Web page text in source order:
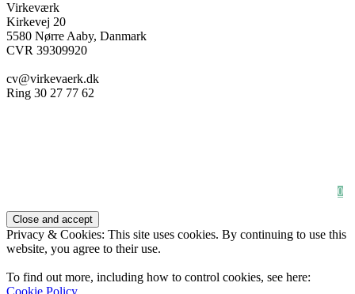
Virkeværk
Kirkevej 20
5580 Nørre Aaby, Danmark
CVR 39309920
cv@virkevaerk.dk
Ring 30 27 77 62
0
Privacy & Cookies: This site uses cookies. By continuing to use this
website, you agree to their use.
To find out more, including how to control cookies, see here:
Cookie Policy